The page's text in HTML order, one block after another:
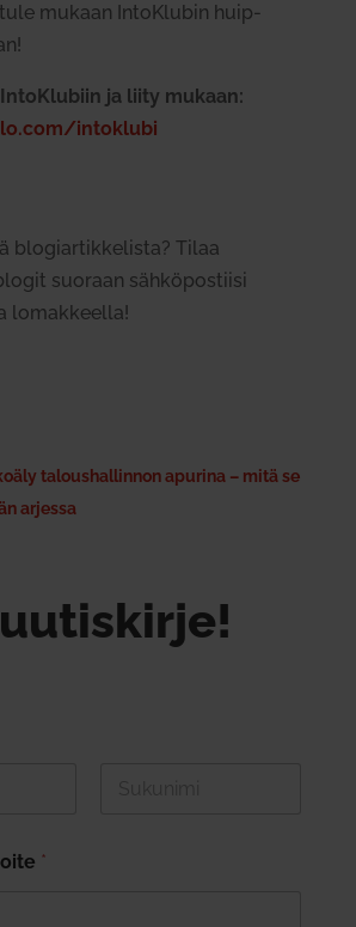
mukaan IntoKlubin huip­
ja liity mukaan:
intoklubi
blo­giar­tik­ke­lista? Tilaa
suoraan säh­kö­pos­tiisi
lomak­keella!
taloushallinnon apurina – mitä se
arjessa
*